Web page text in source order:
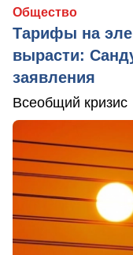
Общество
Тарифы на
вырасти:
заявления
Всеобщий кризис